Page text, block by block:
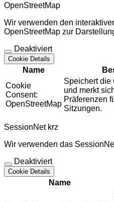
OpenStreetMap
Wir verwenden den
OpenStreetMap zur
Deaktiviert
Cookie Details
Name
Cookie
Consent:
OpenStreetMap
Speichert die
und merkt
Präferenzen
Sitzungen.
SessionNet krz
Wir verwenden das
Deaktiviert
Cookie Details
Name